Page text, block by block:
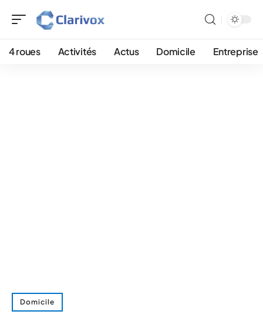
4 roues Activités Actus Domicile Entreprise
Domicile